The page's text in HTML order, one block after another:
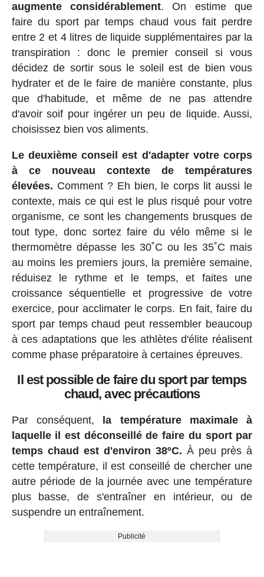
augmente considérablement. On estime que
faire du sport par temps chaud vous fait perdre
entre 2 et 4 litres de liquide supplémentaires par la
transpiration : donc le premier conseil si vous
décidez de sortir sous le soleil est de bien vous
hydrater et de le faire de manière constante, plus
que d'habitude, et même de ne pas attendre
d'avoir soif pour ingérer un peu de liquide. Aussi,
choisissez bien vos aliments.
Le deuxième conseil est d'adapter votre corps
à ce nouveau contexte de températures
élevées. Comment ? Eh bien, le corps lit aussi le
contexte, mais ce qui est le plus risqué pour votre
organisme, ce sont les changements brusques de
tout type, donc sortez faire du vélo même si le
thermomètre dépasse les 30˚C ou les 35˚C mais
au moins les premiers jours, la première semaine,
réduisez le rythme et le temps, et faites une
croissance séquentielle et progressive de votre
exercice, pour acclimater le corps. En fait, faire du
sport par temps chaud peut ressembler beaucoup
à ces adaptations que les athlètes d'élite réalisent
comme phase préparatoire à certaines épreuves.
Il est possible de faire du sport par temps
chaud, avec précautions
Par conséquent, la température maximale à
laquelle il est déconseillé de faire du sport par
temps chaud est d'environ 38ºC. À peu près à
cette température, il est conseillé de chercher une
autre période de la journée avec une température
plus basse, de s'entraîner en intérieur, ou de
suspendre un entraînement.
Publicité